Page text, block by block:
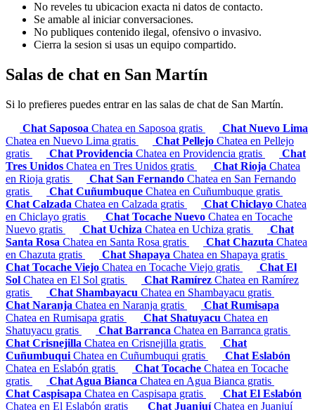
No reveles tu ubicacion exacta ni datos de contacto.
Se amable al iniciar conversaciones.
No publiques contenido ilegal, ofensivo o invasivo.
Cierra la sesion si usas un equipo compartido.
Salas de chat en San Martín
Si lo prefieres puedes entrar en las salas de chat de San Martín.
Chat Saposoa Chatea en Saposoa gratis
Chat Nuevo Lima
Chatea en Nuevo Lima gratis
Chat Pellejo Chatea en Pellejo
gratis
Chat Providencia Chatea en Providencia gratis
Chat
Tres Unidos Chatea en Tres Unidos gratis Chat Rioja Chatea
en Rioja gratis
Chat San Fernando Chatea en San Fernando
gratis
Chat Cuñumbuque Chatea en Cuñumbuque gratis
Chat Calzada Chatea en Calzada gratis Chat Chiclayo Chatea
en Chiclayo gratis
Chat Tocache Nuevo Chatea en Tocache
Nuevo gratis
Chat Uchiza Chatea en Uchiza gratis
Chat
Santa Rosa Chatea en Santa Rosa gratis Chat Chazuta Chatea
en Chazuta gratis
Chat Shapaya Chatea en Shapaya gratis
Chat Tocache Viejo Chatea en Tocache Viejo gratis
Chat El
Sol Chatea en El Sol gratis Chat Ramírez Chatea en Ramírez
gratis
Chat Shambayacu Chatea en Shambayacu gratis
Chat Naranja Chatea en Naranja gratis
Chat Rumisapa
Chatea en Rumisapa gratis
Chat Shatuyacu Chatea en
Shatuyacu gratis
Chat Barranca Chatea en Barranca gratis
Chat Crisnejilla Chatea en Crisnejilla gratis
Chat
Cuñumbuqui Chatea en Cuñumbuqui gratis
Chat Eslabón
Chatea en Eslabón gratis
Chat Tocache Chatea en Tocache
gratis
Chat Agua Bianca Chatea en Agua Bianca gratis
Chat Caspisapa Chatea en Caspisapa gratis
Chat El Eslabón
Chatea en El Eslabón gratis
Chat JuanjuíChatea en Juanjuí